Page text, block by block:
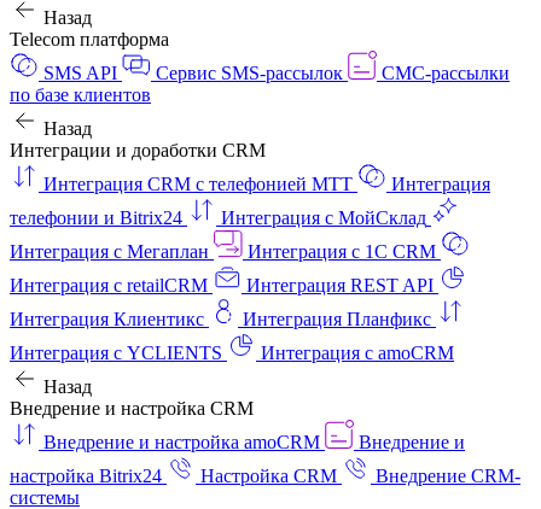
Назад
Telecom платформа
SMS API
Сервис SMS-рассылок
СМС-рассылки
по базе клиентов
Назад
Интеграции и доработки CRM
Интеграция CRM с телефонией МТТ
Интеграция
телефонии и Bitrix24
Интеграция с МойСклад
Интеграция с Мегаплан
Интеграция с 1C CRM
Интеграция с retailCRM
Интеграция REST API
Интеграция Клиентикс
Интеграция Планфикс
Интеграция с YCLIENTS
Интеграция с amoCRM
Назад
Внедрение и настройка CRM
Внедрение и настройка amoCRM
Внедрение и
настройка Bitrix24
Настройка CRM
Внедрение CRM-
системы